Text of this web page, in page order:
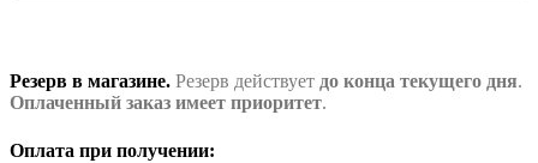
Резерв в магазине. Резерв действует до конца текущего дня.
Оплаченный заказ имеет приоритет.
Оплата при получении: